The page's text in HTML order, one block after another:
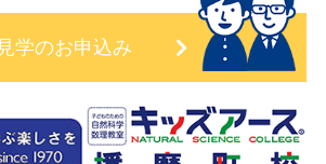
学のお申込み